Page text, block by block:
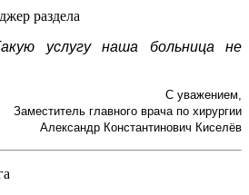
раздела
услугу наша больница не
С уважением,
Заместитель главного врача по хирургии
Александр Константинович Киселёв